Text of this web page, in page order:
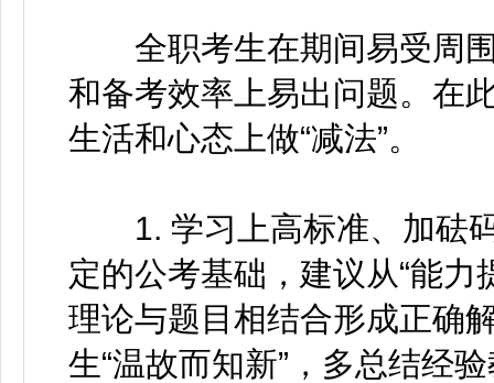
全职考生在期间易受周围
和备考效率上易出问题。在
生活和心态上做“减法”。
1. 学习上高标准、加砝码
定的公考基础，建议从“能
理论与题目相结合形成正确
生“温故而知新”，多总结经